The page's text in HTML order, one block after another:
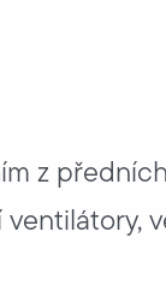
z
ventilátory,